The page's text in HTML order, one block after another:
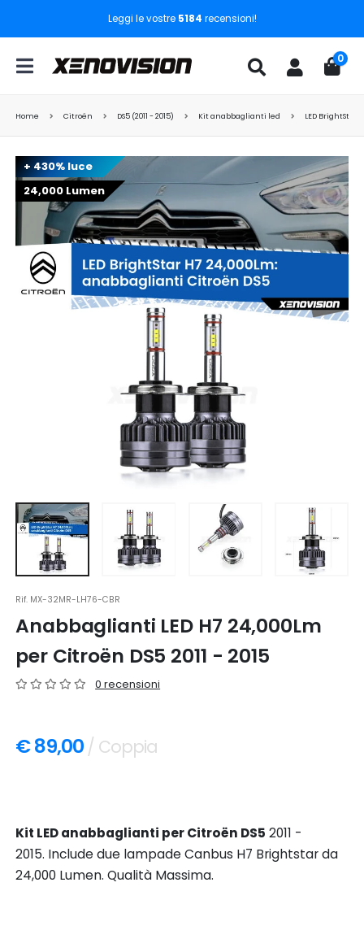
Leggi le vostre 5184 recensioni!
0
Home Citroën DS5 (2011 - 2015) Kit anabbaglianti led LED BrightStar
+ 430% luce
24,000 Lumen
Rif. MX-32MR-LH76-CBR
Anabbaglianti LED H7 24,000Lm
per Citroën DS5 2011 - 2015
0 recensioni
€ 89,00 / Coppia
Kit LED anabbaglianti per Citroën DS5 2011 -
2015. Include due lampade Canbus H7 Brightstar da
24,000 Lumen. Qualità Massima.